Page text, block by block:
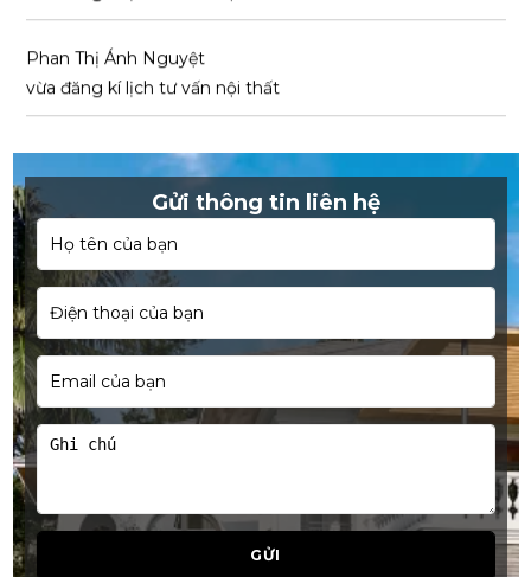
Phan Thị Ánh Nguyệt
vừa đăng kí lịch tư vấn nội thất
Ngô Văn Sang
vừa đăng kí lịch tư vấn nội thất
Lê Minh Trúc
vừa đăng kí lịch tư vấn nội thất
Trần Xuân Hóa
vừa đăng kí lịch tư vấn nội thất
Chau Kim Đa Vy
vừa đăng kí lịch tư vấn nội thất
Cao Minh Tấn
vừa đăng kí lịch tư vấn nội thất
Gửi thông tin liên hệ
GỬI